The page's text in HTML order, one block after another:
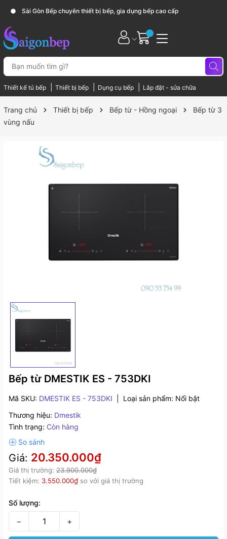
Sài Gòn Bếp chuyên thiết bị bếp, gia dụng bếp cao cấp
Thiết kế tủ bếp Thiết bị bếp Dụng cụ bếp Lắp đặt - sửa chữa
Trang chủ Thiết bị bếp Bếp từ - Hồng ngoại
Bếp từ 3
vùng nấu
Bếp từ DMESTIK ES - 753DKI
Mã SKU: DMESTIK ES - 753DKI Loại sản phẩm: Nổi bật
Thương hiệu: Dmestik
Tình trạng: Còn hàng
Giá: 20.350.000₫
Giá thị trường: 23.900.000₫
Tiết kiệm: 3.550.000₫ so với giá thị trường
Số lượng:
− +